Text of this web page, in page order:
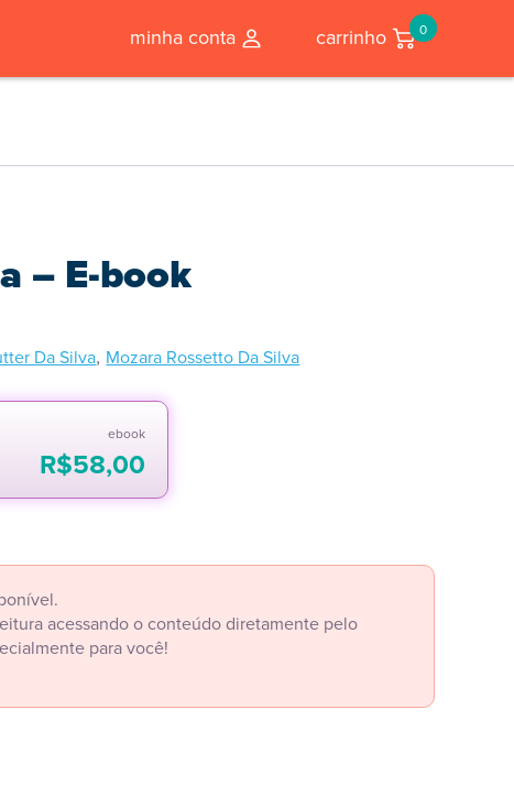
minha conta carrinho 0
– E-book
Da Silva, Mozara Rossetto Da Silva
ebook
R$58,00
acessando o conteúdo diretamente pelo
para você!